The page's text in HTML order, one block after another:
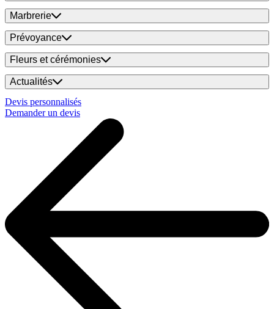
Marbrerie
Prévoyance
Fleurs et cérémonies
Actualités
Devis personnalisés
Demander un devis